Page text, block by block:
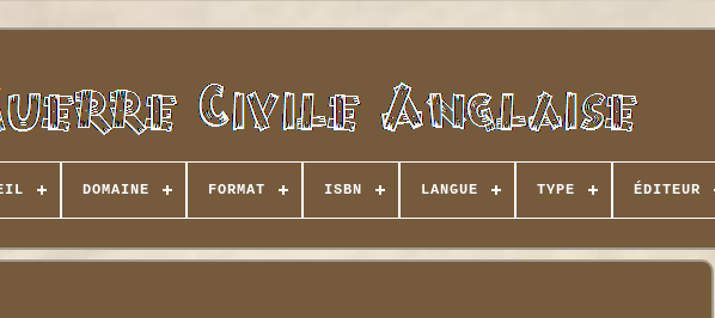
DOMAINE FORMAT ISBN LANGUE TYPE ÉDITEUR